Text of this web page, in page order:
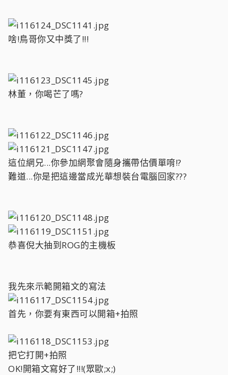
啥!鳥哥你又中獎了!!!
林董，你喝芒了嗎?
這位網兄...你參加網聚會隨身攜帶估價單唷!?
難道...你是把這邊當成光華想裝台電腦回家???
恭喜倪大抽到ROG的主機板
我先來示範開箱文的寫法
首先，你要有東西可以開箱+拍照
把它打開+拍照
OK!開箱文寫好了!!!(眾歐;x;)